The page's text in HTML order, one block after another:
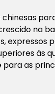
na
expressos
às
para as